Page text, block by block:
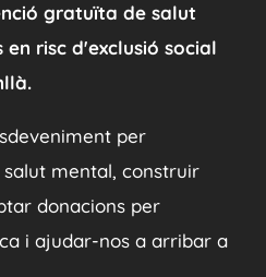
gratuïta de salut
risc d'exclusió social
per
mental, construir
donacions per
i ajudar-nos a arribar a